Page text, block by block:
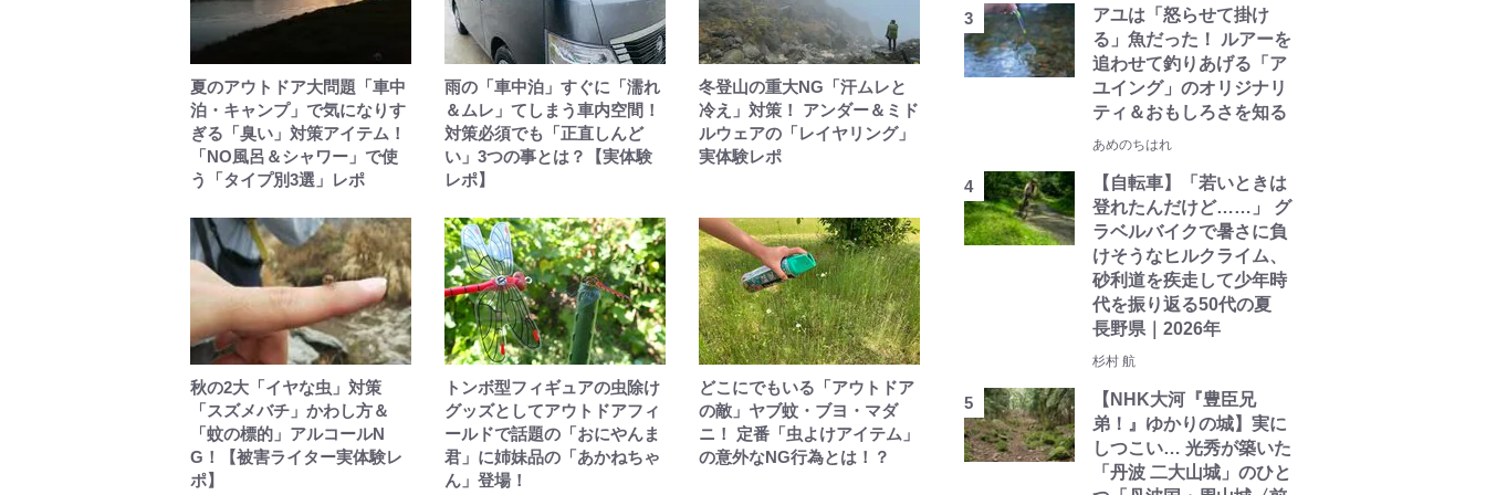
夏のアウトドア大問題「車中
泊・キャンプ」で気になりす
ぎる「臭い」対策アイテム！
「NO風呂＆シャワー」で使
う「タイプ別3選」レポ
雨の「車中泊」すぐに「濡れ
＆ムレ」てしまう車内空間！
対策必須でも「正直しんど
い」3️つの事とは？【実体験
レポ】
冬登山の重大NG「汗ムレと
冷え」対策！ アンダー＆ミド
ルウェアの「レイヤリング」
実体験レポ
秋の2大「イヤな虫」対策
「スズメバチ」かわし方＆
「蚊の標的」アルコールN
G！【被害ライター実体験レ
ポ】
トンボ型フィギュアの虫除け
グッズとしてアウトドアフィ
ールドで話題の「おにやんま
君」に姉妹品の「あかねちゃ
ん」登場！
どこにでもいる「アウトドア
の敵」ヤブ蚊・ブヨ・マダ
ニ！ 定番「虫よけアイテム」
の意外なNG行為とは！？
アユは「怒らせて掛け
る」魚だった！ ルアーを
追わせて釣りあげる「ア
ユイング」のオリジナリ
ティ＆おもしろさを知る
あめのちはれ
【自転車】「若いときは
登れたんだけど……」 グ
ラベルバイクで暑さに負
けそうなヒルクライム、
砂利道を疾走して少年時
代を振り返る50代の夏
長野県｜2026年
杉村 航
【NHK大河『豊臣兄
弟！』ゆかりの城】実に
しつこい… 光秀が築いた
「丹波 二大山城」のひと